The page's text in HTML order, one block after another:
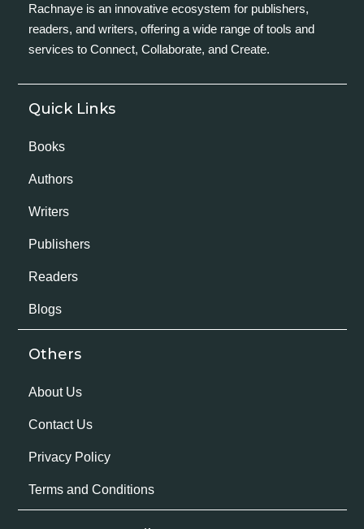
Rachnaye is an innovative ecosystem for publishers,
readers, and writers, offering a wide range of tools and
services to Connect, Collaborate, and Create.
Quick Links
Books
Authors
Writers
Publishers
Readers
Blogs
Others
About Us
Contact Us
Privacy Policy
Terms and Conditions